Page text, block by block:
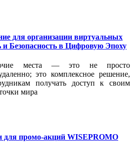
для организации виртуальных
и Безопасность в Цифровую Эпоху
места — это не просто
это комплексное решение,
получать доступ к своим
мира
для промо-акций WISEPROMO